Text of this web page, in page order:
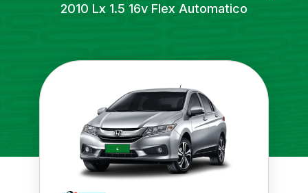
2010 Lx 1.5 16v Flex Automatico